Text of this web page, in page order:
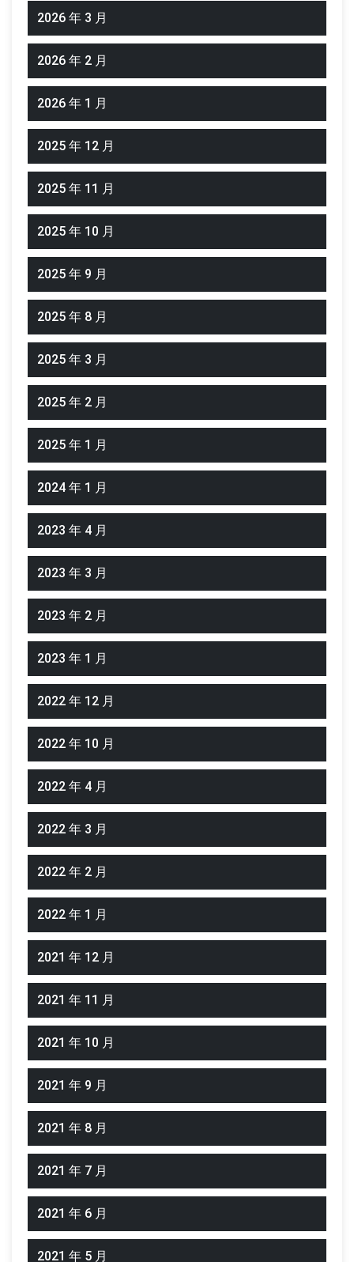
2026 年 3 月
2026 年 2 月
2026 年 1 月
2025 年 12 月
2025 年 11 月
2025 年 10 月
2025 年 9 月
2025 年 8 月
2025 年 3 月
2025 年 2 月
2025 年 1 月
2024 年 1 月
2023 年 4 月
2023 年 3 月
2023 年 2 月
2023 年 1 月
2022 年 12 月
2022 年 10 月
2022 年 4 月
2022 年 3 月
2022 年 2 月
2022 年 1 月
2021 年 12 月
2021 年 11 月
2021 年 10 月
2021 年 9 月
2021 年 8 月
2021 年 7 月
2021 年 6 月
2021 年 5 月